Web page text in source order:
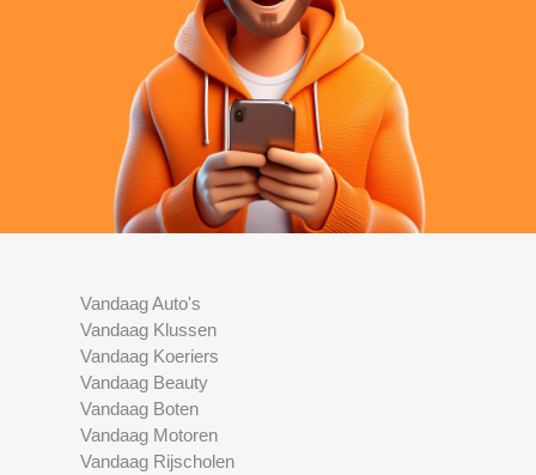
Vandaag Auto's
Vandaag Klussen
Vandaag Koeriers
Vandaag Beauty
Vandaag Boten
Vandaag Motoren
Vandaag Rijscholen